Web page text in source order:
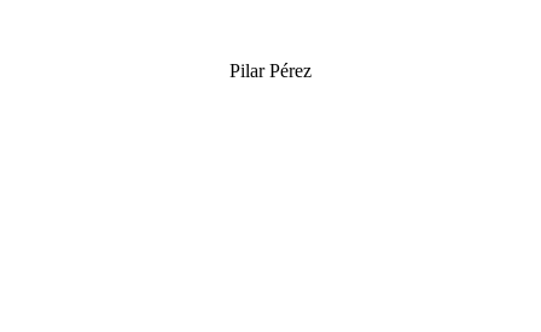
Pilar Pérez